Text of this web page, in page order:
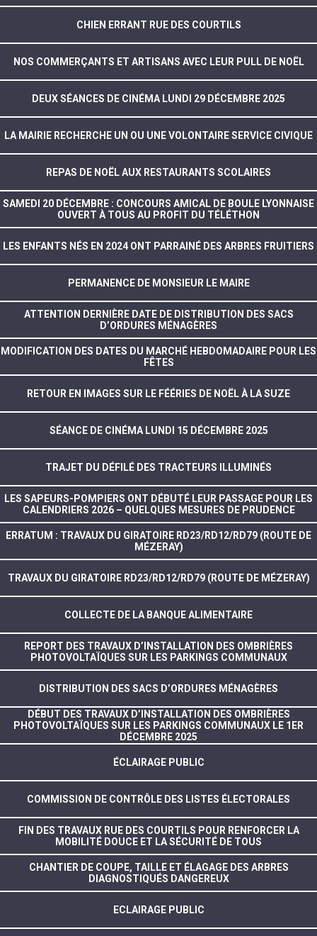
CHIEN ERRANT RUE DES COURTILS
NOS COMMERÇANTS ET ARTISANS AVEC LEUR PULL DE NOËL
DEUX SÉANCES DE CINÉMA LUNDI 29 DÉCEMBRE 2025
LA MAIRIE RECHERCHE UN OU UNE VOLONTAIRE SERVICE CIVIQUE
REPAS DE NOËL AUX RESTAURANTS SCOLAIRES
SAMEDI 20 DÉCEMBRE : CONCOURS AMICAL DE BOULE LYONNAISE
OUVERT À TOUS AU PROFIT DU TÉLÉTHON
LES ENFANTS NÉS EN 2024 ONT PARRAINÉ DES ARBRES FRUITIERS
PERMANENCE DE MONSIEUR LE MAIRE
ATTENTION DERNIÈRE DATE DE DISTRIBUTION DES SACS
D’ORDURES MÉNAGÈRES
MODIFICATION DES DATES DU MARCHÉ HEBDOMADAIRE POUR LES
FÊTES
RETOUR EN IMAGES SUR LE FÉÉRIES DE NOËL À LA SUZE
SÉANCE DE CINÉMA LUNDI 15 DÉCEMBRE 2025
TRAJET DU DÉFILÉ DES TRACTEURS ILLUMINÉS
LES SAPEURS-POMPIERS ONT DÉBUTÉ LEUR PASSAGE POUR LES
CALENDRIERS 2026 – QUELQUES MESURES DE PRUDENCE
ERRATUM : TRAVAUX DU GIRATOIRE RD23/RD12/RD79 (ROUTE DE
MÉZERAY)
TRAVAUX DU GIRATOIRE RD23/RD12/RD79 (ROUTE DE MÉZERAY)
COLLECTE DE LA BANQUE ALIMENTAIRE
REPORT DES TRAVAUX D’INSTALLATION DES OMBRIÈRES
PHOTOVOLTAÏQUES SUR LES PARKINGS COMMUNAUX
DISTRIBUTION DES SACS D’ORDURES MÉNAGÈRES
DÉBUT DES TRAVAUX D’INSTALLATION DES OMBRIÈRES
PHOTOVOLTAÏQUES SUR LES PARKINGS COMMUNAUX LE 1ER
DÉCEMBRE 2025
ÉCLAIRAGE PUBLIC
COMMISSION DE CONTRÔLE DES LISTES ÉLECTORALES
FIN DES TRAVAUX RUE DES COURTILS POUR RENFORCER LA
MOBILITÉ DOUCE ET LA SÉCURITÉ DE TOUS
CHANTIER DE COUPE, TAILLE ET ÉLAGAGE DES ARBRES
DIAGNOSTIQUÉS DANGEREUX
ECLAIRAGE PUBLIC